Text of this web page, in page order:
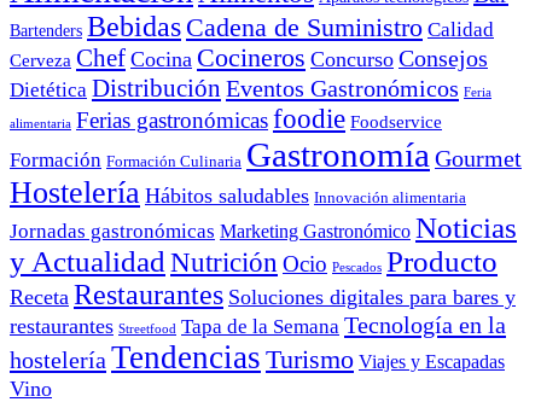
Bartenders Bebidas Cadena de Suministro Calidad
Cerveza Chef Cocina Cocineros Concurso Consejos
Dietética Distribución Eventos Gastronómicos Feria
alimentaria Ferias gastronómicasfoodie Foodservice
Formación Formación Culinaria Gastronomía Gourmet
Hostelería Hábitos saludables Innovación alimentaria
Jornadas gastronómicas Marketing Gastronómico Noticias
y Actualidad Nutrición Ocio Pescados Producto
Receta Restaurantes Soluciones digitales para bares y
restaurantes Streetfood Tapa de la Semana Tecnología en la
hostelería Tendencias Turismo Viajes y Escapadas
Vino